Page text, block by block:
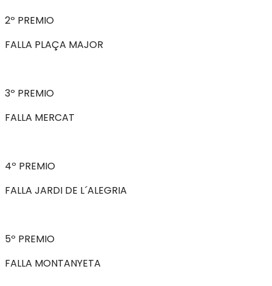
2º PREMIO
FALLA PLAÇA MAJOR
3º PREMIO
FALLA MERCAT
4º PREMIO
FALLA JARDI DE L´ALEGRIA
5º PREMIO
FALLA MONTANYETA